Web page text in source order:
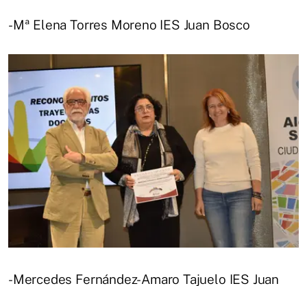
-Mª Elena Torres Moreno IES Juan Bosco
-Mercedes Fernández-Amaro Tajuelo IES Juan